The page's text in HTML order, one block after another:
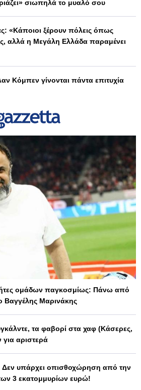
σιωπηλά το μυαλό σου
«Κάποιοι ξέρουν πόλεις όπως
αλλά η Μεγάλη Ελλάδα παραμένει
Κόμπεν γίνονται πάντα επιτυχία
ομάδων παγκοσμίως: Πάνω από
Βαγγέλης Μαρινάκης
τα φαβορί στα χαφ (Κάσερες,
για αριστερά
υπάρχει οπισθοχώρηση από την
3 εκατομμυρίων ευρώ!